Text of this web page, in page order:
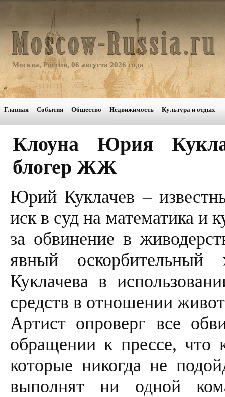
Москва, Россия, 06 августа 2026 года
Главная События Общество Недвижимость Культура и отдых
Клоуна Юрия
блогер ЖЖ
Юрий Куклачев –
иск в суд на математика и
за обвинение в
явный оскорбительный
Куклачева в
средств в отношении
Артист опроверг все
обращении к прессе, что
которые никогда не
выполнят ни одной